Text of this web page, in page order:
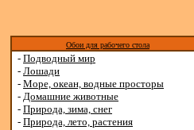
Обои для рабочего стола
- Подводный мир
- Лошади
- Море, океан, водные просторы
- Домашние животные
- Природа, зима, снег
- Природа, лето, растения